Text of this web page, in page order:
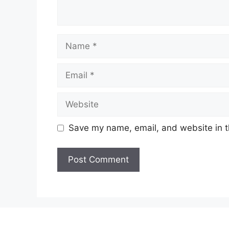
Name
Email
Website
Save my name, email, and website in